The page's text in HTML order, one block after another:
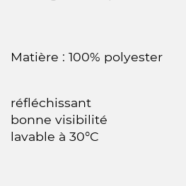
Matière : 100% polyester
réfléchissant
bonne visibilité
lavable à 30°C